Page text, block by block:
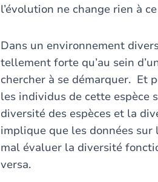
l’évolution ne change rien à
Dans un environnement
tellement forte qu’au sein
chercher à se démarquer. Et
les individus de cette espèce
diversité des espèces et la
implique que les données sur
mal évaluer la diversité
versa.